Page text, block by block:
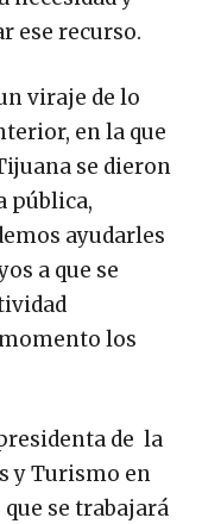
ese recurso.
viraje de lo
en la que
se dieron
pública,
ayudarles
a que se
los
de la
y Turismo en
que se trabajará